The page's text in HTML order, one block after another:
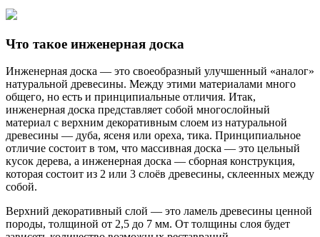
Что такое инженерная доска
Инженерная доска — это своеобразный улучшенный «аналог»
натуральной древесины. Между этими материалами много
общего, но есть и принципиальные отличия. Итак,
инженерная доска представляет собой многослойный
материал с верхним декоративным слоем из натуральной
древесины — дуба, ясеня или ореха, тика. Принципиальное
отличие состоит в том, что массивная доска — это цельный
кусок дерева, а инженерная доска — сборная конструкция,
которая состоит из 2 или 3 слоёв древесины, склеенных между
собой.
Верхний декоративный слой — это ламель древесины ценной
породы, толщиной от 2,5 до 7 мм. От толщины слоя будет